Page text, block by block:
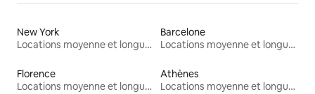
New York
Locations moyenne et longue durée
Barcelone
Locations moyenne et longue durée
Florence
Locations moyenne et longue durée
Athènes
Locations moyenne et longue durée